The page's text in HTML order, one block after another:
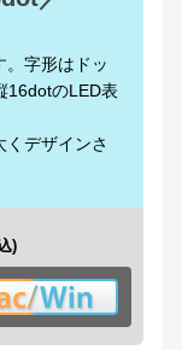
。字形はドッ
16dotのLED表
デザインさ